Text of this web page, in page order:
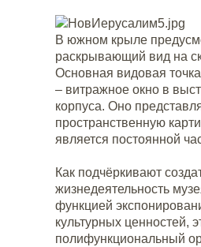
В южном крыле
раскрывающий вид на
Основная видовая
– витражное окно в
корпуса. Оно
пространственную
является постоянной
Как подчёркивают
жизнедеятельность
функцией
культурных ценностей,
полифункциональный